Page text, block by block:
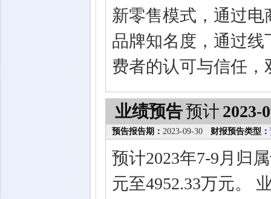
新零售模式，通过
品牌知名度，通过线
费者的认可与信任
业绩预告预计 2023-
预告报告期： 2023-09-30 财报预告类型：
预计2023年7-9月归
元至4952.33万元。